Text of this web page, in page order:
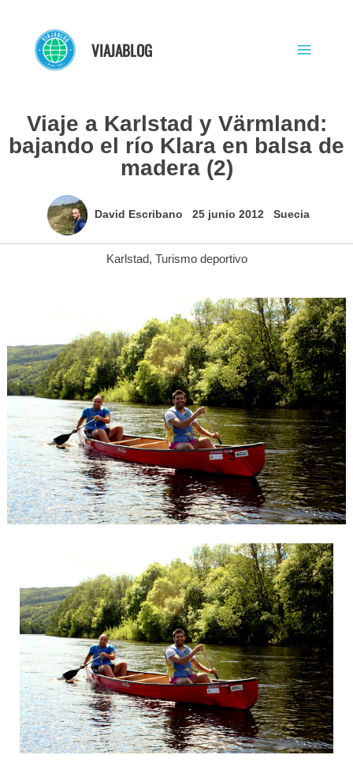
contenido
VIAJABLOG
Viaje a Karlstad y Värmland:
bajando el río Klara en balsa de
madera (2)
David Escribano 25 junio 2012 Suecia
Karlstad, Turismo deportivo